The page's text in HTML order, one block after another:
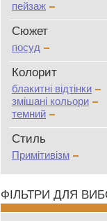
пейзаж
Сюжет
посуд
Колорит
блакитні відтінки
змішані кольори
темний
Стиль
Примітивізм
ФІЛЬТРИ ДЛЯ